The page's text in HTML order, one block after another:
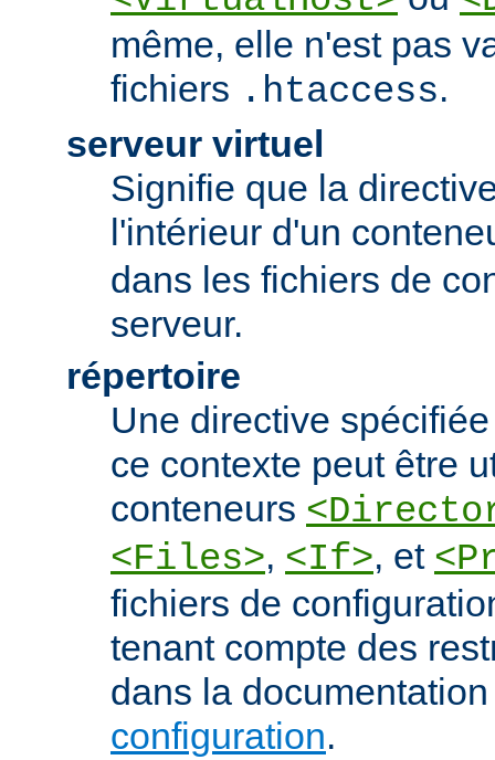
même, elle n'est pas
fichiers .htaccess.
serveur virtuel
Signifie que la
l'intérieur d'un
dans les fichiers de
serveur.
répertoire
Une directive
ce contexte peut être
conteneurs
<Files>, <If>, et
fichiers de
tenant compte des
dans la
configuration.